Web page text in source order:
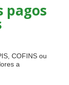
pagos
COFINS ou
a